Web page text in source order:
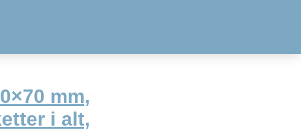
mm,
i alt,